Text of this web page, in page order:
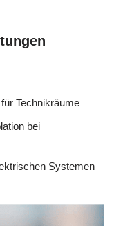
Technikräume
bei
Systemen